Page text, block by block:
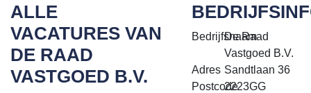
ALLE
VACATURES VAN
DE RAAD
VASTGOED B.V.
Bedrijfsnaam
De Raad
Vastgoed B.V.
Adres Sandtlaan 36
Postcode2223GG